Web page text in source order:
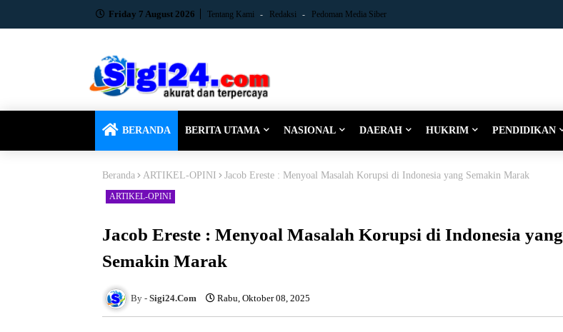
Friday 7 August 2026 Tentang Kami Redaksi Pedoman Media Siber
BERANDA BERITA UTAMA NASIONAL DAERAH HUKRIM PENDIDIKAN
Beranda ARTIKEL-OPINI Jacob Ereste : Menyoal Masalah Korupsi di Indonesia yang Semakin Marak
ARTIKEL-OPINI
Jacob Ereste : Menyoal Masalah Korupsi di Indonesia yang
Semakin Marak
Sigi24.Com Rabu, Oktober 08, 2025